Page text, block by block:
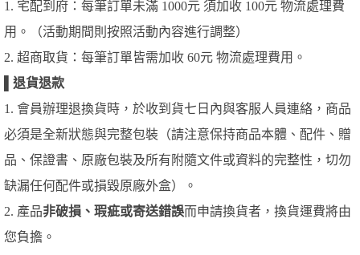
1. 宅配到府：每筆訂單未滿 1000元 須加收 100元 物流處理費
用。（活動期間則按照活動內容進行調整）
2. 超商取貨：每筆訂單皆需加收 60元 物流處理費用。
退貨退款
1. 會員辦理退換貨時，於收到貨七日內與客服人員連絡，商品
必須是全新狀態與完整包裝（請注意保持商品本體、配件、贈
品、保證書、原廠包裝及所有附隨文件或資料的完整性，切勿
缺漏任何配件或損毀原廠外盒）。
2. 產品非破損、瑕疵或寄送錯誤而申請換貨者，換貨運費將由
您負擔。